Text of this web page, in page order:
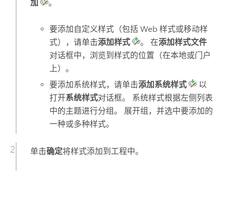
加 。
要添加自定义样式（包括 Web 样式或移动样
式），请单击添加样式 。 在添加样式文件
对话框中，浏览到样式的位置（在本地或门户
上）。
要添加系统样式，请单击添加系统样式
以
打开系统样式对话框。 系统样式根据左侧列表
中的主题进行分组。 展开组，并选中要添加的
一种或多种样式。
单击确定将样式添加到工程中。